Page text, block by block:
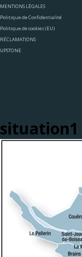
MENTIONS LÉGALES
Politique de Confidentialité
Politique de cookies (EU)
RÉCLAMATIONS
UPSTONE
situation1